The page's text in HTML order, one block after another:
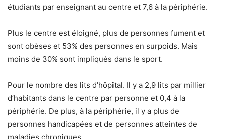
étudiants par enseignant au centre et 7,6 à la périphérie.
Plus le centre est éloigné, plus de personnes fument et
sont obèses et 53% des personnes en surpoids. Mais
moins de 30% sont impliqués dans le sport.
Pour le nombre des lits d’hôpital. Il y a 2,9 lits par millier
d’habitants dans le centre par personne et 0,4 à la
périphérie. De plus, à la périphérie, il y a plus de
personnes handicapées et de personnes atteintes de